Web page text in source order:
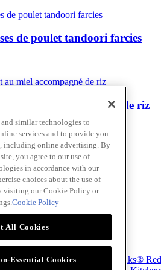
de poulet tandoori farcies
et au miel accompagné de riz
la florentine
Club House®
Franks®
similar technologies to
services and to provide you
including online advertising. By
you agree to our use of
in accordance with our
choices about the use of
visiting our Cookie Policy or
Cookie Policy
All Cookies
Essential Cookies